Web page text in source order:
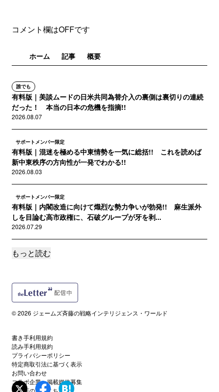
コメント欄はOFFです
ホーム 記事 概要
誰でも
有料版｜美談ムードの日米共同為替介入の裏側は裏切りの連続
だった！ 本当の日本の危機を指摘!!
2026.08.07
サポートメンバー限定
有料版｜混迷を極める中東情勢を一気に総括!! これを読めば
新中東秩序の方向性が一発でわかる!!
2026.08.03
サポートメンバー限定
有料版｜内閣改造に向けて熾烈な勢力争いが勃発!! 麻生派外
しを目論む高市政権に、石破グループが牙を剥...
2026.07.29
サポートメンバー限定
2026.07.28
有料版｜連日のイラン空爆は実は中国叩き!? 中国の最強ＡＩ
2026.07.22
サポートメンバー限定
有料版｜最近、なぜＬＧＢＴ運動が起きないのか？ アメリカ
の極左がいま夢中になっている反ＡＩデータセン...
もっと読む
© 2026 ジェームズ斉藤の戦略インテリジェンス・ワールド
書き手利用規約
読み手利用規約
プライバシーポリシー
特定商取引法に基づく表示
お問い合わせ
コラボ企業・掲載媒体募集
代理店の方はこちら